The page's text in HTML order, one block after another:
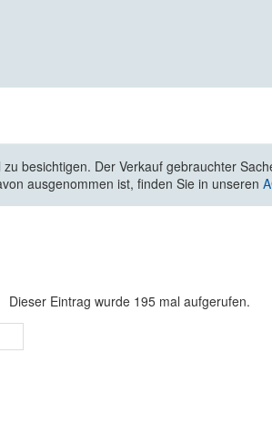
besichtigen. Der Verkauf gebrauchter
ausgenommen ist, finden Sie in unseren
Dieser Eintrag wurde 195 mal aufgerufen.